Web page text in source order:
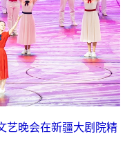
艺晚会在新疆大剧院精